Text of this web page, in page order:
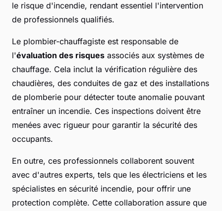
le risque d'incendie, rendant essentiel l'intervention
de professionnels qualifiés.
Le plombier-chauffagiste est responsable de
l'évaluation des risques associés aux systèmes de
chauffage. Cela inclut la vérification régulière des
chaudières, des conduites de gaz et des installations
de plomberie pour détecter toute anomalie pouvant
entraîner un incendie. Ces inspections doivent être
menées avec rigueur pour garantir la sécurité des
occupants.
En outre, ces professionnels collaborent souvent
avec d'autres experts, tels que les électriciens et les
spécialistes en sécurité incendie, pour offrir une
protection complète. Cette collaboration assure que